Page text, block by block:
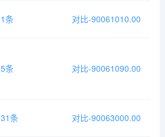
1条 对比-90061010.00
5条 对比-90061090.00
31条 对比-90063000.00